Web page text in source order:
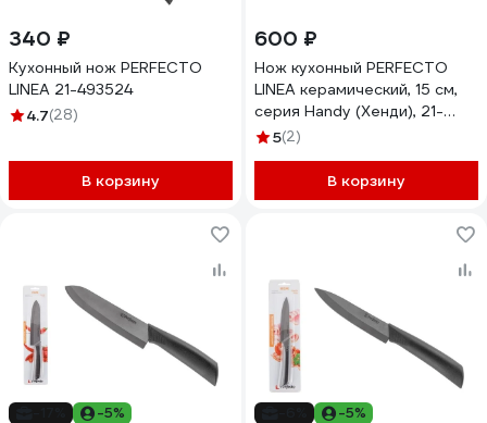
340 ₽
Кухонный нож PERFECTO
LINEA 21-493524
4.7(28)
В корзину
600 ₽
Нож кухонный PERFECTO
LINEA керамический, 15 см,
серия Handy (Хенди), 21-
005600
5(2)
В корзину
-5% -5%